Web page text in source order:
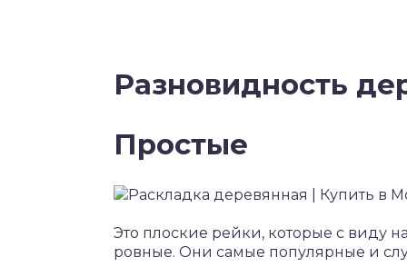
Разновидность
Простые
Это плоские рейки, которые с виду
ровные. Они самые популярные и